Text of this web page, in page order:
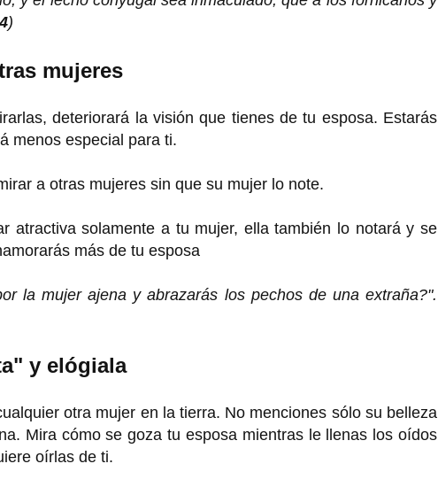
)
mujeres
deteriorará la visión que tienes de tu esposa. Estarás
menos especial para ti.
a otras mujeres sin que su mujer lo note.
atractiva solamente a tu mujer, ella también lo notará y se
más de tu esposa
la mujer ajena y abrazarás los pechos de una extraña?".
y elógiala
otra mujer en la tierra. No menciones sólo su belleza
Mira cómo se goza tu esposa mientras le llenas los oídos
oírlas de ti.